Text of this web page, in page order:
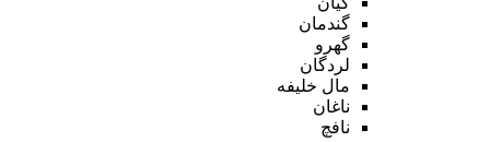
گندمان
گهرو
لردگان
مال خلیفه
ناغان
نافچ